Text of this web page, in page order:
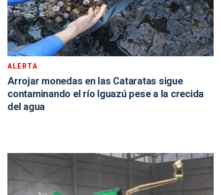
ALERTA
Arrojar monedas en las Cataratas sigue
contaminando el río Iguazú pese a la crecida
del agua